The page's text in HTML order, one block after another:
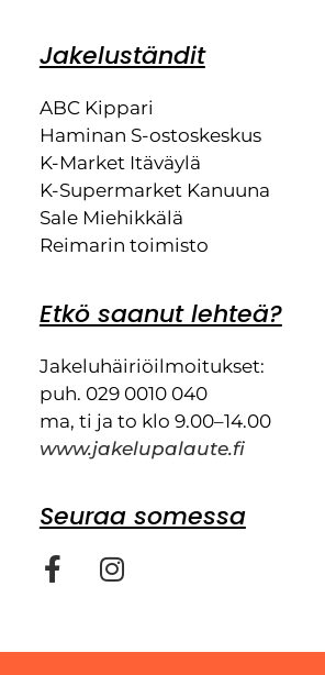
Jakeluständit
ABC Kippari
Haminan S-ostoskeskus
K-Market Itäväylä
K-Supermarket Kanuuna
Sale Miehikkälä
Reimarin toimisto
Etkö saanut lehteä?
Jakeluhäiriöilmoitukset:
puh. 029 0010 040
ma, ti ja to klo 9.00–14.00
www.jakelupalaute.fi
Seuraa somessa